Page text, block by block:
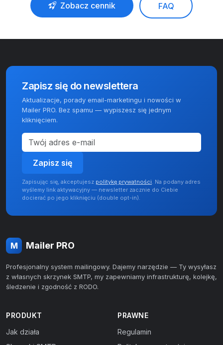
Zobacz cennik FAQ
Zapisz się do newslettera
Aktualizacje, porady email-marketingu i nowości w
Mailer PRO. Bez spamu — wypiszesz się jednym
kliknięciem.
Zapisz się
Zapisując się, akceptujesz politykę prywatności. Na podany adres
wyślemy link aktywacyjny — newsletter zacznie do Ciebie
docierać po jego kliknięciu (double opt-in).
M Mailer PRO
Profesjonalny system mailingowy. Dajemy narzędzie — Ty wysyłasz
z własnych skrzynek SMTP, my zapewniamy infrastrukturę, kolejkę,
śledzenie i zgodność z RODO.
PRODUKT
Jak działa
PRAWNE
Regulamin